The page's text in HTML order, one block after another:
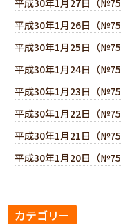
平成30年1月26日（
平成30年1月25日（
平成30年1月24日（
平成30年1月23日（
平成30年1月22日（
平成30年1月21日（
平成30年1月20日（
カテゴリー